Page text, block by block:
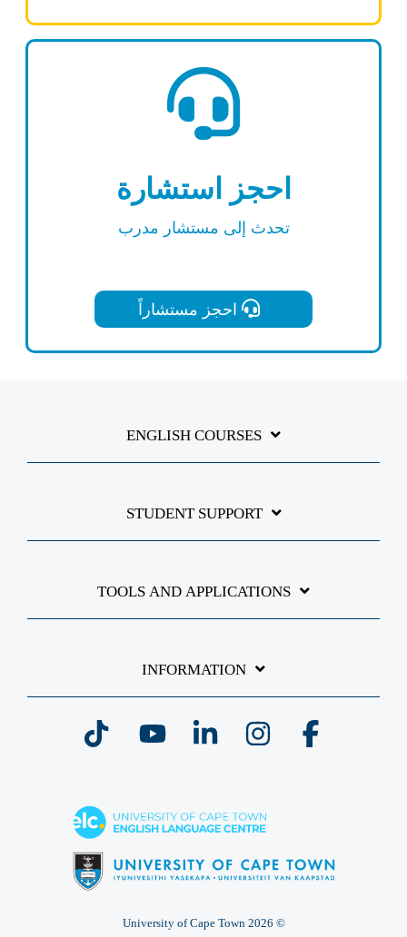
احجز استشارة
تحدث إلى مستشار مدرب
احجز مستشاراً
ENGLISH COURSES
STUDENT SUPPORT
TOOLS AND APPLICATIONS
INFORMATION
© 2026 University of Cape Town
Facebook
Instagram
Linkedin
YouTube